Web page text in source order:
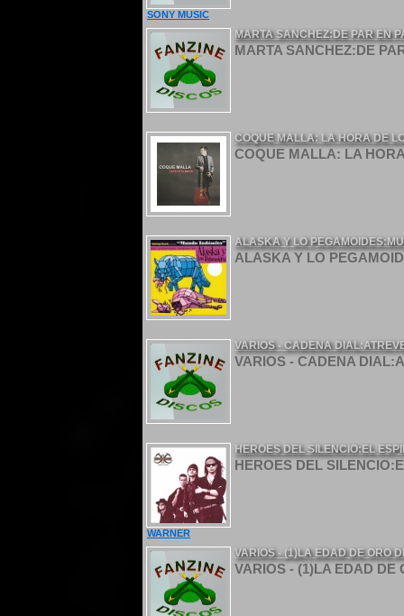
SONY MUSIC
MARTA SANCHEZ:DE PAR EN
MARTA SANCHEZ:DE
COQUE MALLA: LA HORA DE
COQUE MALLA: LA
ALASKA Y LO
ALASKA Y LO
VARIOS - CADENA
VARIOS - CADENA
HEROES DEL SILENCIO:EL
HEROES DEL
WARNER
VARIOS - (1)LA EDAD DE ORO
VARIOS - (1)LA EDAD DE